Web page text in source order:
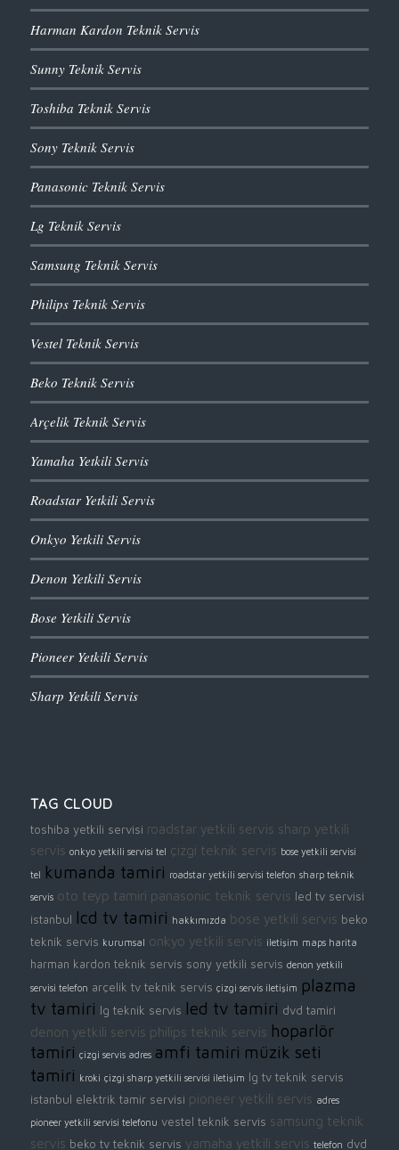
Harman Kardon Teknik Servis
Sunny Teknik Servis
Toshiba Teknik Servis
Sony Teknik Servis
Panasonic Teknik Servis
Lg Teknik Servis
Samsung Teknik Servis
Philips Teknik Servis
Vestel Teknik Servis
Beko Teknik Servis
Arçelik Teknik Servis
Yamaha Yetkili Servis
Roadstar Yetkili Servis
Onkyo Yetkili Servis
Denon Yetkili Servis
Bose Yetkili Servis
Pioneer Yetkili Servis
Sharp Yetkili Servis
TAG CLOUD
toshiba yetkili servisi roadstar yetkili servis sharp yetkili
servis onkyo yetkili servisi tel çizgi teknik servis bose yetkili servisi
tel kumanda tamiri roadstar yetkili servisi telefon sharp teknik
servis oto teyp tamiri panasonic teknik servis led tv servisi
istanbul lcd tv tamiri hakkımızda bose yetkili servis beko
teknik servis kurumsal onkyo yetkili servis iletişim maps harita
harman kardon teknik servis sony yetkili servis denon yetkili
servisi telefon arçelik tv teknik servis çizgi servis iletişim plazma
tv tamiri lg teknik servis led tv tamiri dvd tamiri
denon yetkili servis philips teknik servis hoparlör
tamiri çizgi servis adres amfi tamiri müzik seti
tamiri kroki çizgi sharp yetkili servisi iletişim lg tv teknik servis
istanbul elektrik tamir servisi pioneer yetkili servis adres
pioneer yetkili servisi telefonu vestel teknik servis samsung teknik
servis beko tv teknik servis yamaha yetkili servis telefon dvd